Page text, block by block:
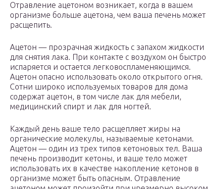
Отравление ацетоном возникает, когда в вашем
организме больше ацетона, чем ваша печень может
расщепить.
Ацетон — прозрачная жидкость с запахом жидкости
для снятия лака. При контакте с воздухом он быстро
испаряется и остается легковоспламеняющимся.
Ацетон опасно использовать около открытого огня.
Сотни широко используемых товаров для дома
содержат ацетон, в том числе лак для мебели,
медицинский спирт и лак для ногтей.
Каждый день ваше тело расщепляет жиры на
органические молекулы, называемые кетонами.
Ацетон — один из трех типов кетоновых тел. Ваша
печень производит кетоны, и ваше тело может
использовать их в качестве накопление кетонов в
организме может быть опасным. Отравление